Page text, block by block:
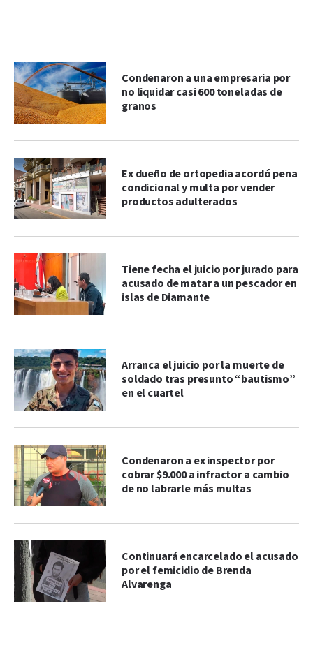
Condenaron a una empresaria por
no liquidar casi 600 toneladas de
granos
Ex dueño de ortopedia acordó pena
condicional y multa por vender
productos adulterados
Tiene fecha el juicio por jurado para
acusado de matar a un pescador en
islas de Diamante
Arranca el juicio por la muerte de
soldado tras presunto “bautismo”
en el cuartel
Condenaron a ex inspector por
cobrar $9.000 a infractor a cambio
de no labrarle más multas
Continuará encarcelado el acusado
por el femicidio de Brenda
Alvarenga